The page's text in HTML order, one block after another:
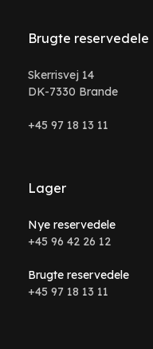
Brugte reservedele
Skerrisvej 14
DK-7330 Brande
+45 97 18 13 11
Lager
Nye reservedele
+45 96 42 26 12
Brugte reservedele
+45 97 18 13 11